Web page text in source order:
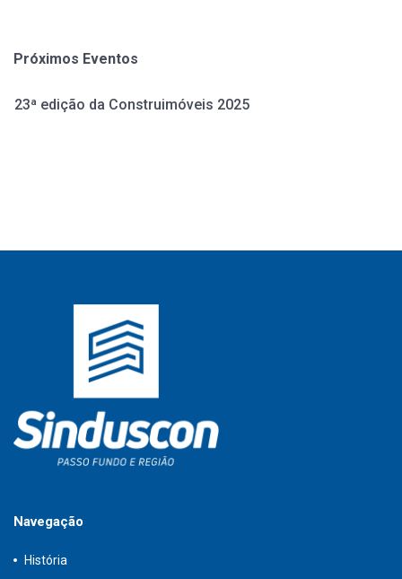
Próximos Eventos
23ª edição da Construimóveis 2025
Navegação
História